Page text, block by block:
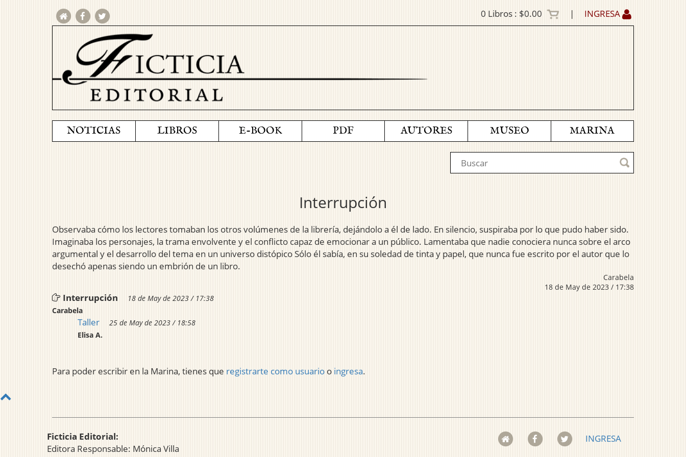
0 Libros : $0.00 | INGRESA
NOTICIAS LIBROS E-BOOK PDF AUTORES MUSEO MARINA
Interrupción
Observaba cómo los lectores tomaban los otros volúmenes de la librería, dejándolo a él de lado. En silencio, suspiraba por lo que pudo haber sido.
Imaginaba los personajes, la trama envolvente y el conflicto capaz de emocionar a un público. Lamentaba que nadie conociera nunca sobre el arco
argumental y el desarrollo del tema en un universo distópico Sólo él sabía, en su soledad de tinta y papel, que nunca fue escrito por el autor que lo
desechó apenas siendo un embrión de un libro.
Carabela
18 de May de 2023 / 17:38
Interrupción
18 de May de 2023 / 17:38
Carabela
Taller
25 de May de 2023 / 18:58
Elisa A.
Para poder escribir en la Marina, tienes que registrarte como usuario o ingresa.
Ficticia Editorial:
Editora Responsable: Mónica Villa
INGRESA